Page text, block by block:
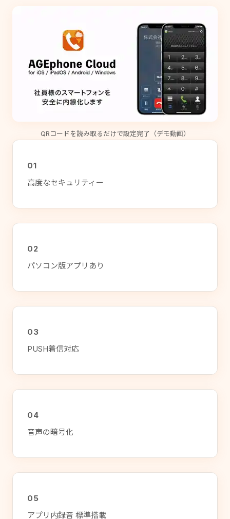
QRコードを読み取るだけで設定完了（デモ動画）
01
高度なセキュリティー
02
パソコン版アプリあり
03
PUSH着信対応
04
音声の暗号化
05
アプリ内録音 標準搭載